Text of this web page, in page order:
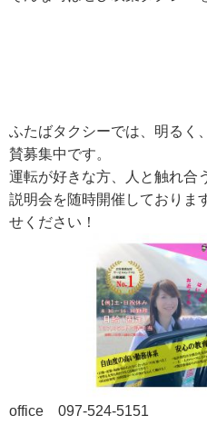
ふたばタクシーでは、明るく
賛募集中です。
運転が好きな方、人と触れ合
説明会を随時開催しておりま
せください！
office 097-524-5151